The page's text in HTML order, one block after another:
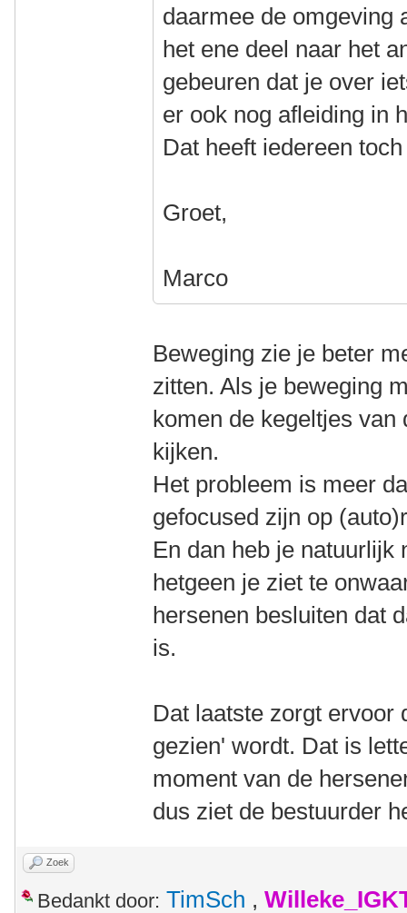
daarmee de omgeving
het ene deel naar het
gebeuren dat je over
er ook nog afleiding in
Dat heeft iedereen
Groet,
Marco
Beweging zie je beter
zitten. Als je beweging
komen de kegeltjes
kijken.
Het probleem is meer
gefocused zijn op
En dan heb je natuurlijk
hetgeen je ziet te
hersenen besluiten dat
is.
Dat laatste zorgt ervoor
gezien' wordt. Dat is
moment van de
dus ziet de bestuurder
Zoek
Bedankt door: TimSch ,